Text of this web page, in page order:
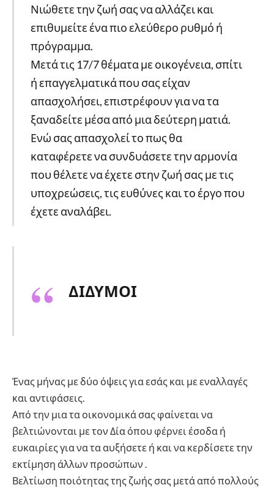
Νιώθετε την ζωή σας να αλλάζει και
επιθυμείτε ένα πιο ελεύθερο ρυθμό ή
πρόγραμμα.
Μετά τις 17/7 θέματα με οικογένεια, σπίτι
ή επαγγελματικά που σας είχαν
απασχολήσει, επιστρέφουν για να τα
ξαναδείτε μέσα από μια δεύτερη ματιά.
Ενώ σας απασχολεί το πως θα
καταφέρετε να συνδυάσετε την αρμονία
που θέλετε να έχετε στην ζωή σας με τις
υποχρεώσεις, τις ευθύνες και το έργο που
έχετε αναλάβει.
ΔΙΔΥΜΟΙ
Ένας μήνας με δύο όψεις για εσάς και με εναλλαγές
και αντιφάσεις.
Από την μια τα οικονομικά σας φαίνεται να
βελτιώνονται με τον Δία όπου φέρνει έσοδα ή
ευκαιρίες για να τα αυξήσετε ή και να κερδίσετε την
εκτίμηση άλλων προσώπων .
Βελτίωση ποιότητας της ζωής σας μετά από πολλούς